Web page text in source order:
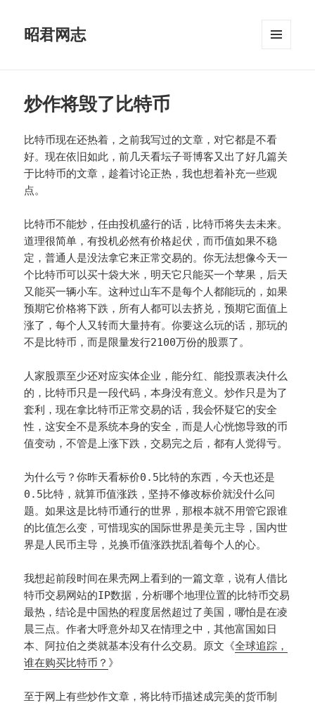
昭君网志
炒作将毁了比特币
比特币现在还热着，之前我写过的文章，对它都是不看
好。现在依旧如此，前几天看坛子哥博客又出了好几篇关
于比特币的文章，趁着讨论正热，我也想着补充一些观
点。
比特币不能炒，任由投机盛行的话，比特币将失去未来。
道理很简单，有投机必然有价格起伏，而币值如果不稳
定，普通人是没法拿它来正常交易的。你无法想像今天一
个比特币可以买十袋大米，明天它只能买一个苹果，后天
又能买一辆小车。这种过山车不是每个人都能玩的，如果
预期它价格将下跌，所有人都可以去挤兑，预期它面值上
涨了，每个人又转而大量持有。你要这么玩的话，那玩的
不是比特币，而是限量发行2100万份的股票了。
人家股票至少还对应实体企业，能分红、能投票表决什么
的，比特币只是一段代码，本身没有意义。炒作只是为了
套利，现在拿比特币正常交易的话，我会怀疑它的安全
性，这安全不是系统本身的安全，而是人心恍惚导致的币
值变动，不管是上涨下跌，交易完之后，都有人觉得亏。
为什么亏？你昨天看标价0.5比特的东西，今天也还是
0.5比特，就算币值涨跌，坚持不修改标价就没什么问
题。如果这是比特币通行的世界，那根本就不用管它跟谁
的比值怎么变，可惜现实的国际世界是美元主导，国内世
界是人民币主导，兑换币值涨跌扰乱着每个人的心。
我想起前段时间在果壳网上看到的一篇文章，说有人借比
特币交易网站的IP数据，分析哪个地理位置的比特币交易
最热，结论是中国热的程度居然超过了美国，哪怕是在凌
晨三点。作者大呼意外却又在情理之中，其他富国如日
本、阿拉伯之类就基本没有什么交易。原文《全球追踪，
谁在购买比特币？ 》
至于网上有些炒作文章，将比特币描述成完美的货币制